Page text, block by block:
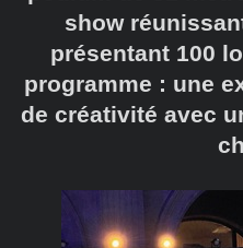
show
présentant 100
programme : une
de créativité avec